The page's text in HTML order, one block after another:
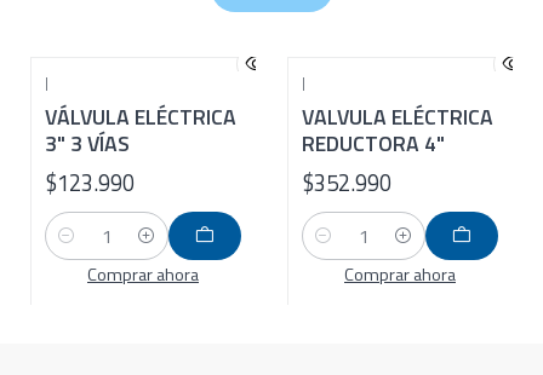
|
VÁLVULA ELÉCTRICA
3" 3 VÍAS
$123.990
Cantidad
Comprar ahora
|
VALVULA ELÉCTRICA
REDUCTORA 4"
$352.990
Cantidad
Comprar ahora